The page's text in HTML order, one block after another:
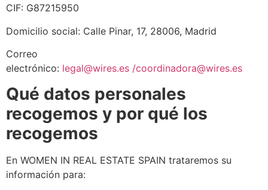
CIF: G87215950
Domicilio social: Calle Pinar, 17, 28006, Madrid
Correo
electrónico: legal@wires.es /coordinadora@wires.es
Qué datos personales
recogemos y por qué los
recogemos
En WOMEN IN REAL ESTATE SPAIN trataremos su
información para: